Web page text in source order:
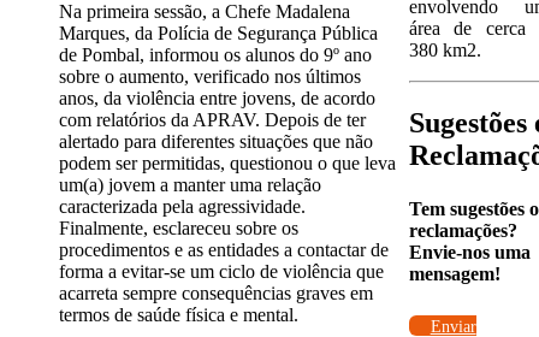
Na primeira sessão, a Chefe Madalena
Marques, da Polícia de Segurança Pública
de Pombal, informou os alunos do 9º ano
sobre o aumento, verificado nos últimos
anos, da violência entre jovens, de acordo
com relatórios da APRAV. Depois de ter
alertado para diferentes situações que não
podem ser permitidas, questionou o que leva
um(a) jovem a manter uma relação
caracterizada pela agressividade.
Finalmente, esclareceu sobre os
procedimentos e as entidades a contactar de
forma a evitar-se um ciclo de violência que
acarreta sempre consequências graves em
termos de saúde física e mental.
envolvendo
área de cerca
380 km2.
Sugestões
Tem sugestões
reclamações?
Envie-nos uma
mensagem!
Enviar